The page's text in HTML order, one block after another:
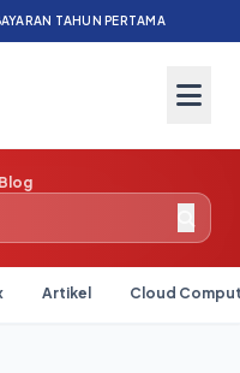
TAHUN PERTAMA
Artikel Cloud